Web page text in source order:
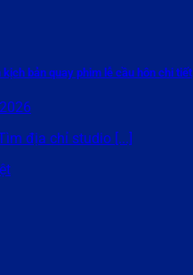
kịch bản quay phim lễ cầu hôn chi tiết
địa chỉ studio [...]